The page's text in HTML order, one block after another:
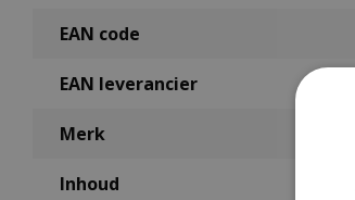
EAN code
EAN leverancier
Merk
Inhoud